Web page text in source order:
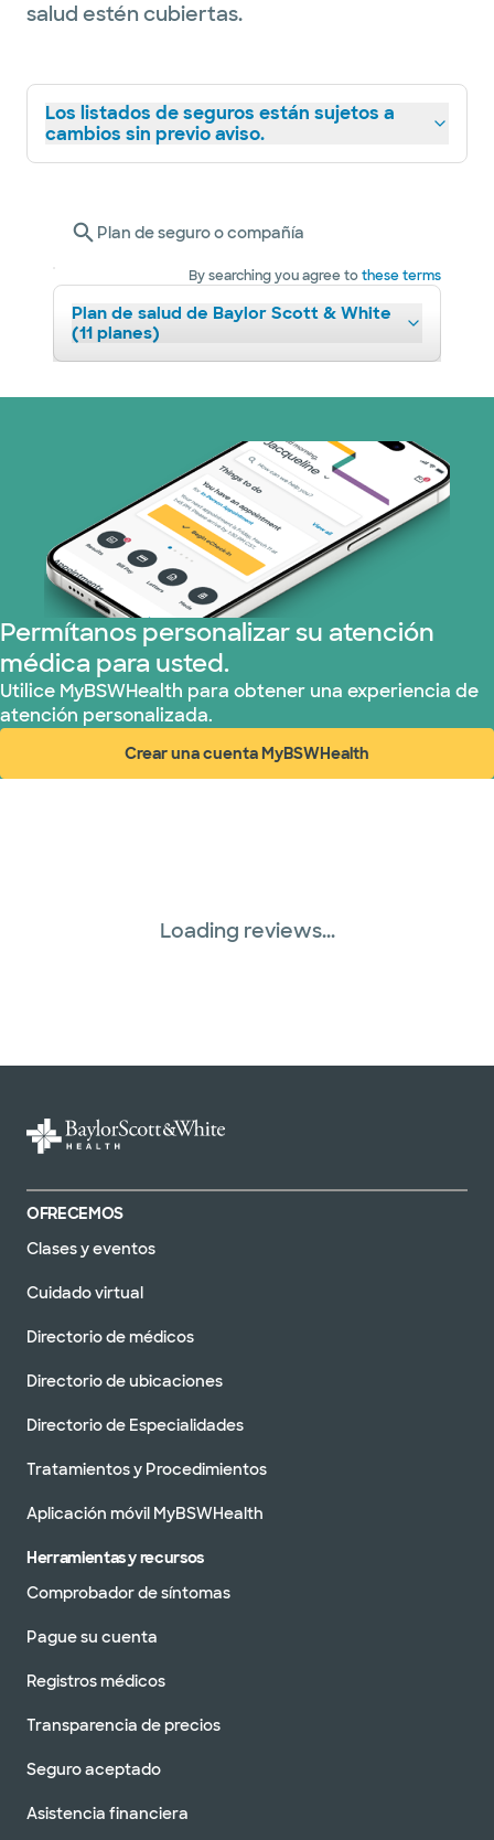
salud estén cubiertas.
Los listados de seguros están sujetos a
cambios sin previo aviso.
Plan de seguro o compañía
By searching you agree tothese terms
Plan de salud de Baylor Scott & White
(11 planes)
Permítanos personalizar su atención
médica para usted.
Utilice MyBSWHealth para obtener una experiencia de
atención personalizada.
Crear una cuenta MyBSWHealth
(abre en ventana nueva)
Loading reviews...
OFRECEMOS
Clases y eventos
Cuidado virtual
Directorio de médicos
Directorio de ubicaciones
Directorio de Especialidades
Tratamientos y Procedimientos
Aplicación móvil MyBSWHealth
Herramientas y recursos
Comprobador de síntomas
Pague su cuenta
Registros médicos
Transparencia de precios
Seguro aceptado
Asistencia financiera